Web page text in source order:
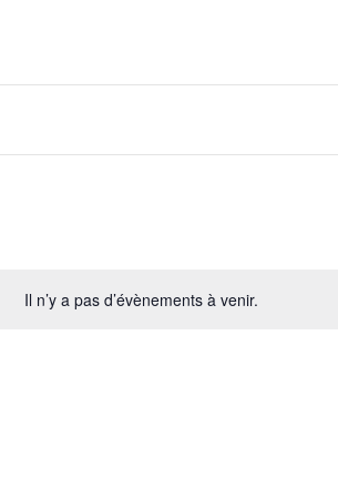
Il n’y a pas d’évènements à venir.